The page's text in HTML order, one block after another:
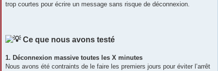
trop courtes pour écrire un message sans risque de déconnexion.
Ce que nous avons testé
1. Déconnexion massive toutes les X minutes
Nous avons été contraints de le faire les premiers jours pour éviter l’arrêt